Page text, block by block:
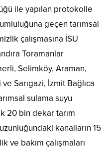
ile yapılan protokolle
geçen tarımsal
çalışmasına İSU
Toramanlar
Selimköy, Araman,
Sarıgazi, İzmit Bağlıca
sulama suyu
20 bin dekar tarım
kanalların 15
bakım çalışmaları